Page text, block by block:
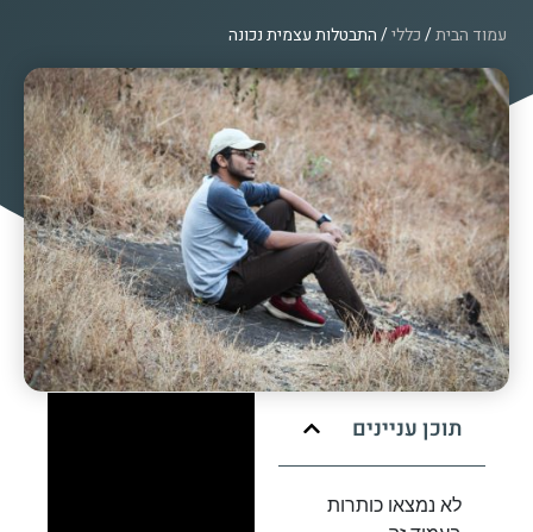
עמוד הבית/כללי/ התבטלות עצמית נכונה
תוכן עניינים
לא נמצאו כותרות